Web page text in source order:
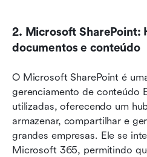
2. Microsoft SharePoint:
documentos e conteúdo
O Microsoft SharePoint é
gerenciamento de conteúdo
utilizadas, oferecendo um
armazenar, compartilhar e
grandes empresas. Ele se
Microsoft 365, permitindo